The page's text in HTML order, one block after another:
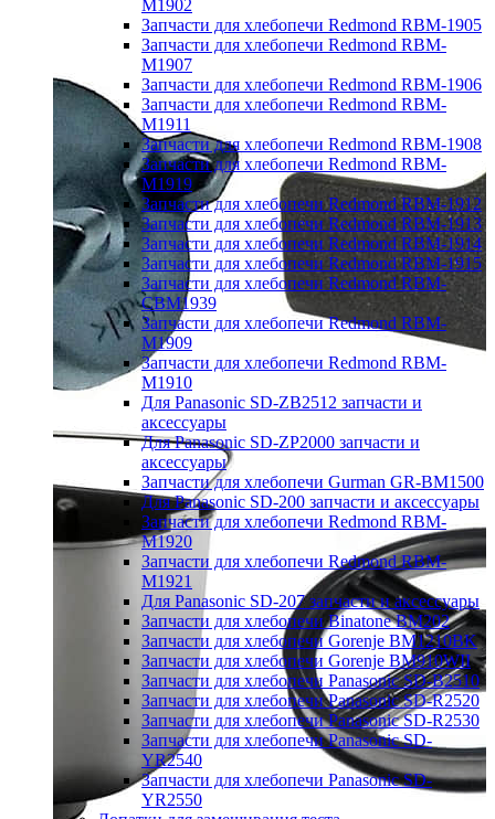
M1902
Запчасти для хлебопечи Redmond RBM-1905
Запчасти для хлебопечи Redmond RBM-
M1907
Запчасти для хлебопечи Redmond RBM-1906
Запчасти для хлебопечи Redmond RBM-
M1911
Запчасти для хлебопечи Redmond RBM-1908
Запчасти для хлебопечи Redmond RBM-
M1919
Запчасти для хлебопечи Redmond RBM-1912
Запчасти для хлебопечи Redmond RBM-1913
Запчасти для хлебопечи Redmond RBM-1914
Запчасти для хлебопечи Redmond RBM-1915
Запчасти для хлебопечи Redmond RBM-
CBM1939
Запчасти для хлебопечи Redmond RBM-
M1909
Запчасти для хлебопечи Redmond RBM-
M1910
Для Panasonic SD-ZB2512 запчасти и
аксессуары
Для Panasonic SD-ZP2000 запчасти и
аксессуары
Запчасти для хлебопечи Gurman GR-BM1500
Для Panasonic SD-200 запчасти и аксессуары
Запчасти для хлебопечи Redmond RBM-
M1920
Запчасти для хлебопечи Redmond RBM-
M1921
Для Panasonic SD-207 запчасти и аксессуары
Запчасти для хлебопечи Binatone BM202
Запчасти для хлебопечи Gorenje BM1210BK
Запчасти для хлебопечи Gorenje BM910WII
Запчасти для хлебопечи Panasonic SD-B2510
Запчасти для хлебопечи Panasonic SD-R2520
Запчасти для хлебопечи Panasonic SD-R2530
Запчасти для хлебопечи Panasonic SD-
YR2540
Запчасти для хлебопечи Panasonic SD-
YR2550